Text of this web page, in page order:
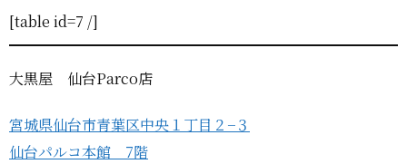
[table id=7 /]
大黒屋 仙台Parco店
宮城県仙台市青葉区中央１丁目２−３
仙台パルコ本館 7階